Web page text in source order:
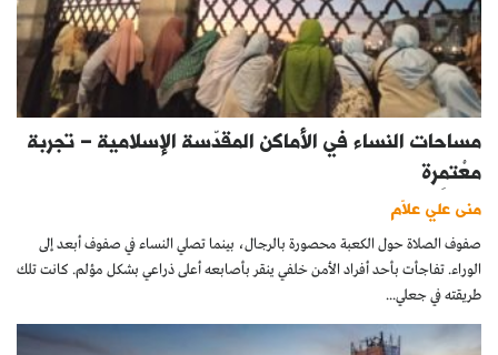
مساحات النساء في الأماكن المقدّسة الإسلامية – تجربة
معْتمِرة
منى علي علاّم
صفوف الصلاة حول الكعبة محصورة بالرجال، بينما تصلي النساء في صفوف أبعد إلى
الوراء. تفاجأت بأحد أفراد الأمن خلفي ينقر بأصابعه أعلى ذراعي بشكل مؤلم. كانت تلك
طريقته في جعلي...